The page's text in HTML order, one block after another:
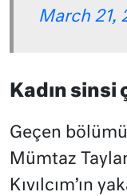
March 21,
Kadın sinsi
Geçen
Mümtaz
Kıvılcım’ın